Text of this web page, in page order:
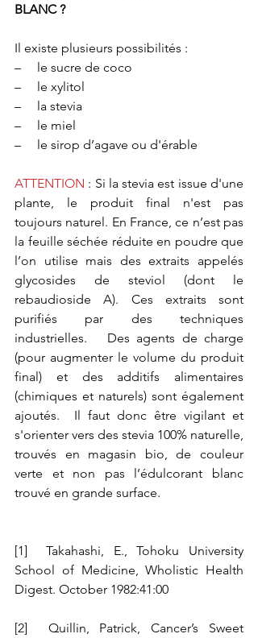
BLANC ?
Il existe plusieurs possibilités :
–     le sucre de coco
–     le xylitol
–     la stevia
–     le miel
–     le sirop d’agave ou d'érable
ATTENTION : Si la stevia est issue d'une
plante, le produit final n'est pas
toujours naturel. En France, ce n’est pas
la feuille séchée réduite en poudre que
l’on utilise mais des extraits appelés
glycosides de steviol (dont le
rebaudioside A). Ces extraits sont
purifiés par des techniques
industrielles.   Des agents de charge
(pour augmenter le volume du produit
final) et des additifs alimentaires
(chimiques et naturels) sont également
ajoutés.  Il faut donc être vigilant et
s'orienter vers des stevia 100% naturelle,
trouvés en magasin bio, de couleur
verte et non pas l’édulcorant blanc
trouvé en grande surface.
[1]  Takahashi, E., Tohoku University
School of Medicine, Wholistic Health
Digest. October 1982:41:00
[2]  Quillin, Patrick, Cancer’s Sweet